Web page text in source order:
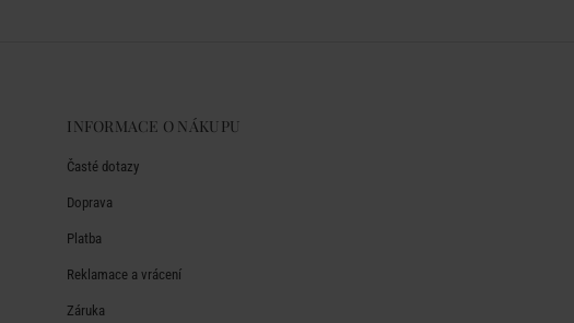
INFORMACE O NÁKUPU
Časté dotazy
Doprava
Platba
Reklamace a vrácení
Záruka